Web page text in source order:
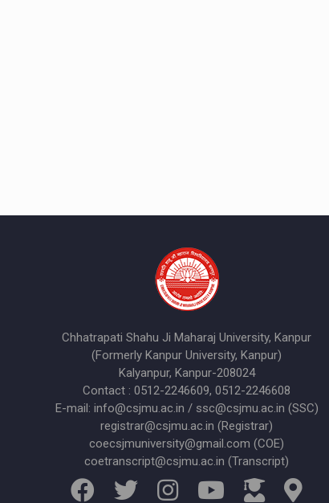
Chhatrapati Shahu Ji Maharaj University, Kanpur
(Formerly Kanpur University, Kanpur)
Kalyanpur, Kanpur-208024
Contact : 0512-2246609, 0512-2246608
E-mail: info@csjmu.ac.in / ssc@csjmu.ac.in (SSC)
registrar@csjmu.ac.in (Registrar)
coecsjmuniversity@gmail.com (COE)
coetranscript@csjmu.ac.in (Transcript)